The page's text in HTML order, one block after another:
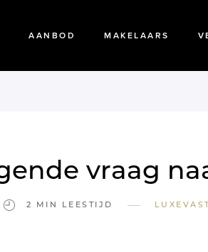
AANBOD MAKELAARS
vraag
2 MIN LEESTIJD —